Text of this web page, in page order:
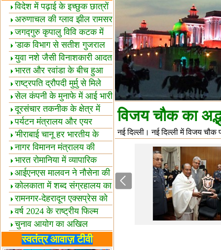
विदेश में पढ़ाई के इच्छुक छात्रों
केलिए खुशखबरी!
अरुणाचल की ग्लाव झील रामसर
स्थल घोषित
जगद्गुरु कृपालु विवि कटक में
शैक्षिक सत्र शुरू
'डाक विभाग से सतीश गुजराल
का रिश्ता गहरा'
युवा नशे जैसी विनाशकारी आदत
से दूर रहें-मोदी
भारत और रवांडा के बीच हुआ
व्यापार विस्तार
राष्ट्रपति द्रौपदी मुर्मु से मिले
बस्तर के प्रतिनिधि
सेल कंपनी के मुनाफे में आई भारी
उछाल!
दूरसंचार तकनीक के क्षेत्र में
उत्कृष्टता पुरस्कार
पर्यटन मंत्रालय और एयर
इंडिया में समझौता
'मीराबाई चानू हर भारतीय के
लिए प्रेरणा'
नागर विमानन मंत्रालय की
यात्रियों को सलाह
भारत रोमानिया में व्यापारिक
साझेदारियां
आईएनएस मालवन ने नौसेना की
ताकत बढ़ाई
कोलकाता में शब्द संग्रहालय का
उद्घाटन
रामनगर-देहरादून एक्सप्रेस को
हरी झंडी
वर्ष 2024 के राष्ट्रीय फिल्म
पुरस्कारों की घोषणा
चुनाव आयोग का अखिल
भारतीय मीडिया सम्मेलन
भारत में केवड़े का अस्तित्‍व 24
स्वतंत्र आवाज़ टीवी
विजय चौक का
नई दिल्ली। नई दिल्ली में विजय चौक